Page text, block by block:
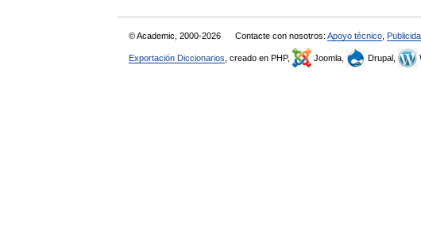
© Academic, 2000-2026 Contacte con nosotros: Apoyo técnico
Exportación Diccionarios , creado en PHP, Joomla, Drupal,